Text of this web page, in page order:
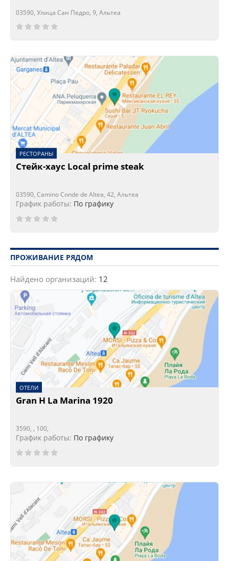
03590, Улица Сан Педро, 9, Альтеа
Сейчас открыто!
Сейчас закрыто!
РЕСТОРАНЫ
Стейк-хаус Local prime steak
03590, Camino Conde de Altea, 42, Альтеа
График работы: По графику
ПРОЖИВАНИЕ РЯДОМ
Найдено организаций: 12
ОТЕЛИ
Gran H La Marina 1920
3590, , 100,
График работы: По графику